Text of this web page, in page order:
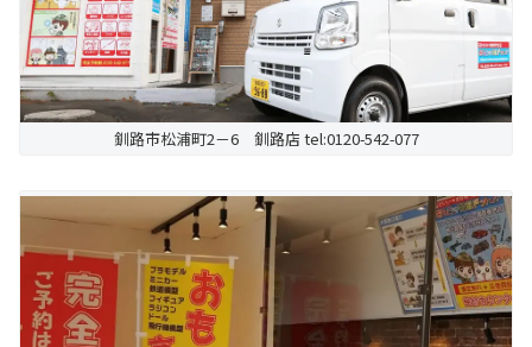
釧路市松浦町2－6 釧路店 tel:0120-542-077